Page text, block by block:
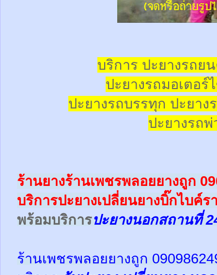
บริการ ปะยางรถย
ปะยางรถมอเตอร์
ปะยางรถบรรทุก ปะยา
ปะยางรถ
ร้านยางร้านเพชรพลอยยางถูก
บริการปะยางเปลี่ยนยางบิ๊กไบค์ร
พร้อมบริการปะยางนอกสถานที่
ร้านเพชรพลอยยางถูก